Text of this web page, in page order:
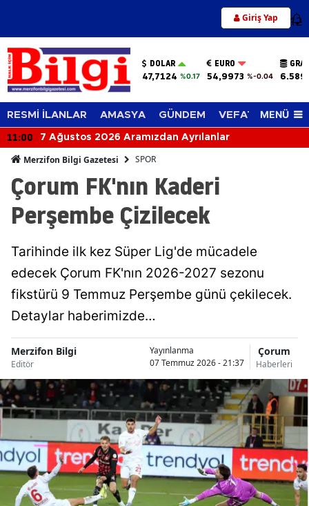
Giriş Yap 12
DOLAR
47,7124 %0.17
EURO
54,9973 %-0.04
RESMİ İLANLAR AMASYA GÜNDEM VEFAT EDENLER
MENÜ
11:00 7 Ağustos 2026 Aramızdan Ayrılanlar
Merzifon Bilgi Gazetesi SPOR
Çorum FK'nın Kaderi
Perşembe Çizilecek
Tarihinde ilk kez Süper Lig'de mücadele
edecek Çorum FK'nın 2026-2027 sezonu
fikstürü 9 Temmuz Perşembe günü çekilecek.
Detaylar haberimizde…
Merzifon Bilgi
Editör
Yayınlanma
07 Temmuz 2026 - 21:37
Çorum
Haberleri